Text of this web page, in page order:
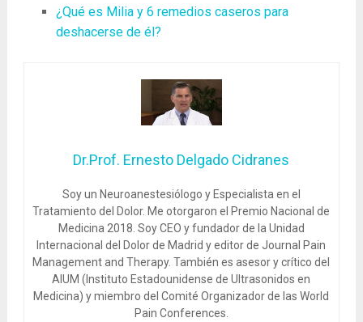
¿Qué es Milia y 6 remedios caseros para
deshacerse de él?
Dr.Prof. Ernesto Delgado Cidranes
Soy un Neuroanestesiólogo y Especialista en el
Tratamiento del Dolor. Me otorgaron el Premio Nacional de
Medicina 2018. Soy CEO y fundador de la Unidad
Internacional del Dolor de Madrid y editor de Journal Pain
Management and Therapy. También es asesor y crítico del
AIUM (Instituto Estadounidense de Ultrasonidos en
Medicina) y miembro del Comité Organizador de las World
Pain Conferences.